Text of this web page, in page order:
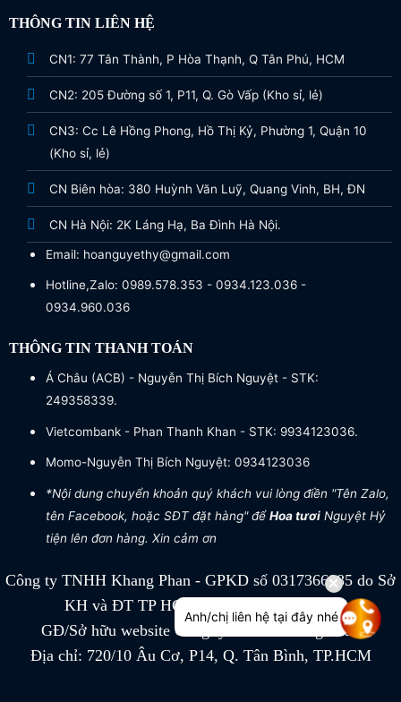
THÔNG TIN LIÊN HỆ
CN1: 77 Tân Thành, P Hòa Thạnh, Q Tân Phú, HCM
CN2: 205 Đường số 1, P11, Q. Gò Vấp (Kho sỉ, lẻ)
CN3: Cc Lê Hồng Phong, Hồ Thị Kỷ, Phường 1, Quận 10
(Kho sỉ, lẻ)
CN Biên hòa: 380 Huỳnh Văn Luỹ, Quang Vinh, BH, ĐN
CN Hà Nội: 2K Láng Hạ, Ba Đình Hà Nội.
Email: hoanguyethy@gmail.com
Hotline,Zalo: 0989.578.353 - 0934.123.036 -
0934.960.036
THÔNG TIN THANH TOÁN
Á Châu (ACB) - Nguyễn Thị Bích Nguyệt - STK:
249358339.
Vietcombank - Phan Thanh Khan - STK: 9934123036.
Momo-Nguyễn Thị Bích Nguyệt: 0934123036
*Nội dung chuyển khoản quý khách vui lòng điền "Tên Zalo,
tên Facebook, hoặc SĐT đặt hàng" đểHoa tươiNguyệt Hỷ
tiện lên đơn hàng. Xin cảm ơn
Công ty TNHH Khang Phan - GPKD số 0317366885 do Sở
KH và ĐT TP HCM cấp ngày 04/07/2022
GĐ/Sở hữu website Công ty TNHH Khang Phan
Địa chỉ: 720/10 Âu Cơ, P14, Q. Tân Bình, TP.HCM
Anh/chị liên hệ tại đây nhé